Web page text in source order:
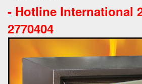
- Hotline International
2770404